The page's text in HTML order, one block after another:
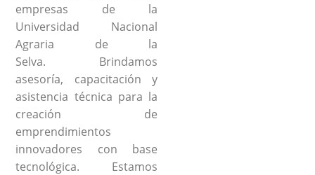
empresas de la
Universidad Nacional
Agraria de la
Selva. Brindamos
asesoría, capacitación y
asistencia técnica para la
creación de
emprendimientos
innovadores con base
tecnológica. Estamos